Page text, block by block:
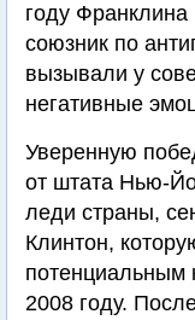
году
союзник по
вызывали у
негативные
Уверенную
от штата Нью-
леди страны,
Клинтон,
потенциальным
2008 году.